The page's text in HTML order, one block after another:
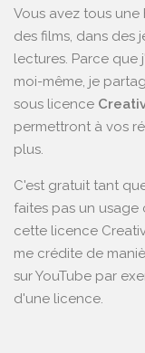
Vous avez tous
des films, dans des
lectures. Parce que
moi-même, je
sous licence
permettront à vos
plus.
C'est gratuit tant
faites pas un usage
cette licence
me crédite de
sur YouTube par
d'une licence.